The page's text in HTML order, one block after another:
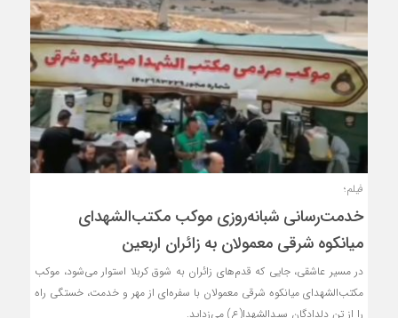
فیلم؛
خدمت‌رسانی شبانه‌روزی موکب مکتب‌الشهدای
میانکوه شرقی معمولان به زائران اربعین
در مسیر عاشقی، جایی که قدم‌های زائران به شوق کربلا استوار می‌شود، موکب
مکتب‌الشهدای میانکوه شرقی معمولان با سفره‌ای از مهر و خدمت، خستگی راه
را از تن دلدادگان سیدالشهدا(ع) می‌زداید.